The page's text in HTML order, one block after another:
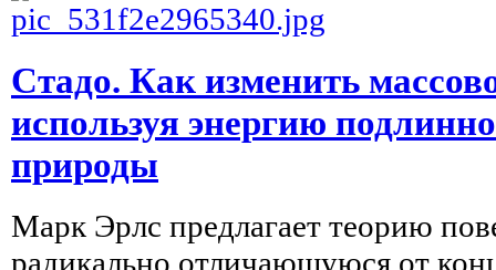
Стадо. Как изменить
используя энергию
природы
Марк Эрлс предлагает теорию
радикально отличающуюся от